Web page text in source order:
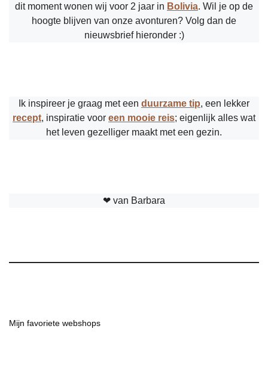
dit moment wonen wij voor 2 jaar in Bolivia. Wil je op de
hoogte blijven van onze avonturen? Volg dan de
nieuwsbrief hieronder :)
Ik inspireer je graag met een duurzame tip, een lekker
recept, inspiratie voor een mooie reis; eigenlijk alles wat
het leven gezelliger maakt met een gezin.
❤︎ van Barbara
Mijn favoriete webshops